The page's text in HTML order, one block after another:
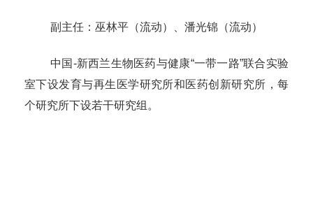
副主任：巫林平（流动）、潘光锦（流动）
中国-新西兰生物医药与健康“一带一路”联合实验
室下设发育与再生医学研究所和医药创新研究所，每
个研究所下设若干研究组。